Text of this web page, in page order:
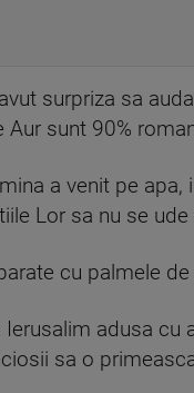
surpriza sa
sunt 90%
a venit pe
Lor sa nu se
cu palmele
Ierusalim adusa
sa o